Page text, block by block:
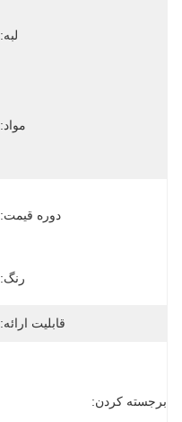
لبه:
مواد:
دوره قیمت:
رنگ:
قابلیت ارائه:
برجسته کردن: